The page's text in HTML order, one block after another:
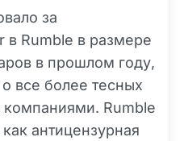
за
в Rumble в размере
в прошлом году,
о все более тесных
Rumble
антицензурная